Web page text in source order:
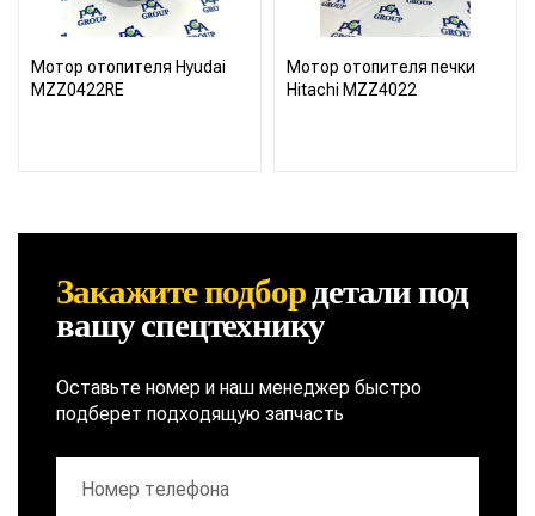
Мотор отопителя Hyudai
MZZ0422RE
Мотор отопителя печки
Hitachi MZZ4022
Закажите подбордеталипод
вашу спецтехнику
Оставьте номер и наш менеджер быстро
подберет подходящую запчасть